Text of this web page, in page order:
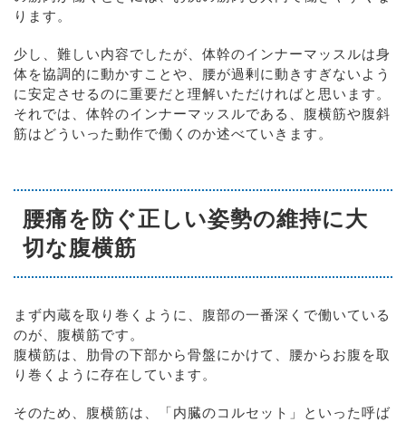
ります。
少し、難しい内容でしたが、体幹のインナーマッスルは身
体を協調的に動かすことや、腰が過剰に動きすぎないよう
に安定させるのに重要だと理解いただければと思います。
それでは、体幹のインナーマッスルである、腹横筋や腹斜
筋はどういった動作で働くのか述べていきます。
腰痛を防ぐ正しい姿勢の維持に大
切な腹横筋
まず内蔵を取り巻くように、腹部の一番深くで働いている
のが、腹横筋です。
腹横筋は、肋骨の下部から骨盤にかけて、腰からお腹を取
り巻くように存在しています。
そのため、腹横筋は、「内臓のコルセット」といった呼ば